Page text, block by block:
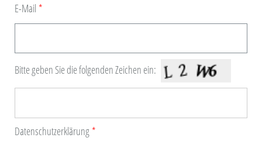
E-Mail
Bitte geben Sie die folgenden Zeichen ein:
Datenschutzerklärung